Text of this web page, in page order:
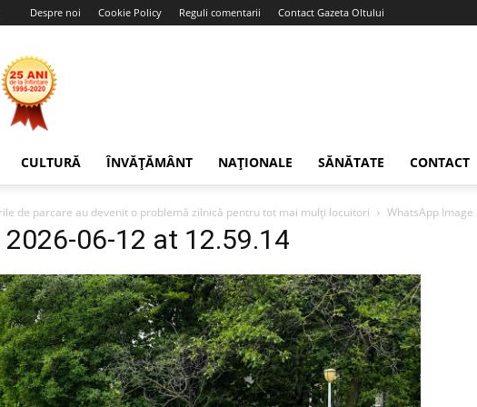
Despre noi Cookie Policy Reguli comentarii Contact Gazeta Oltului
CULTURĂ ÎNVĂȚĂMÂNT NAȚIONALE SĂNĂTATE CONTACT
de parcare au devenit o problemă zilnică pentru tot mai mulți locuitori WhatsApp
06-12 at 12.59.14